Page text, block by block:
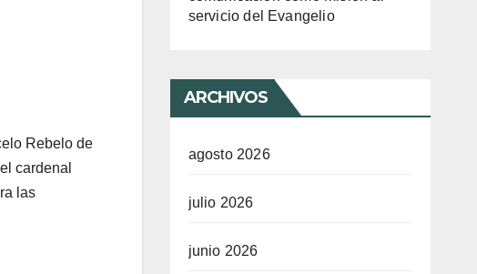
Rebelo de
cardenal
las
servicio del Evangelio
ARCHIVOS
agosto 2026
julio 2026
junio 2026